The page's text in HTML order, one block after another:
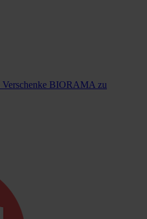
Verschenke BIORAMA zu